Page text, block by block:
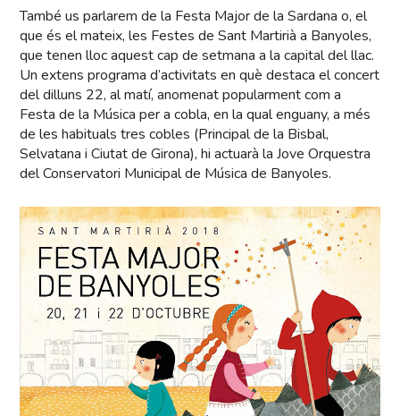
També us parlarem de la Festa Major de la Sardana o, el
que és el mateix, les Festes de Sant Martirià a Banyoles,
que tenen lloc aquest cap de setmana a la capital del llac.
Un extens programa d’activitats en què destaca el concert
del dilluns 22, al matí, anomenat popularment com a
Festa de la Música per a cobla, en la qual enguany, a més
de les habituals tres cobles (Principal de la Bisbal,
Selvatana i Ciutat de Girona), hi actuarà la Jove Orquestra
del Conservatori Municipal de Música de Banyoles.